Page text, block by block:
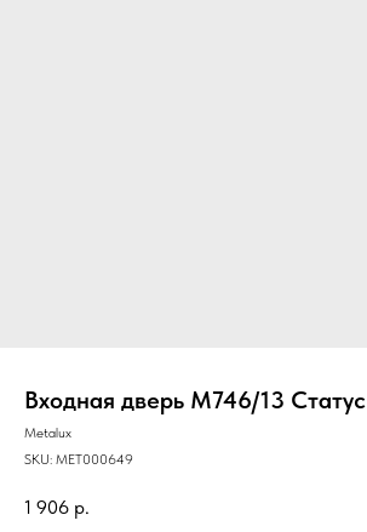
Входная дверь М746/13 Статус
Metalux
SKU: МЕТ000649
1 906 р.